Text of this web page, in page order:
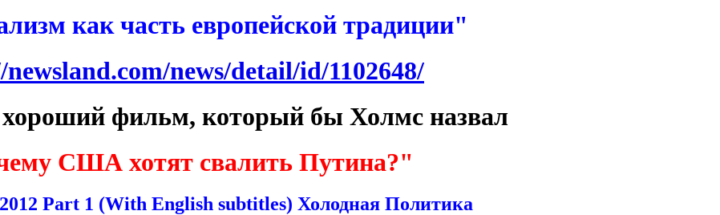
как часть европейской традиции"
news/detail/id/1102648/
хороший фильм, который бы Холмс назвал
США хотят свалить Путина?"
Part 1 (With English subtitles) Холодная Политика